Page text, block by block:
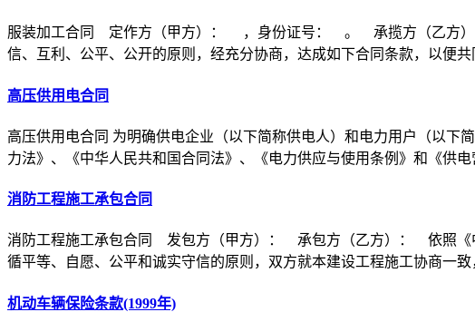
服装加工合同 定作方（甲方）： ，身份证号： 。 承揽方（乙方）
信、互利、公平、公开的原则，经充分协商，达成如下合同条款，以便共
高压供用电合同
高压供用电合同 为明确供电企业（以下简称供电人）和电力用户（以下
力法》、《中华人民共和国合同法》、《电力供应与使用条例》和《供电
消防工程施工承包合同
消防工程施工承包合同 发包方（甲方）： 承包方（乙方）： 依照《
循平等、自愿、公平和诚实守信的原则，双方就本建设工程施工协商一致
机动车辆保险条款(1999年)